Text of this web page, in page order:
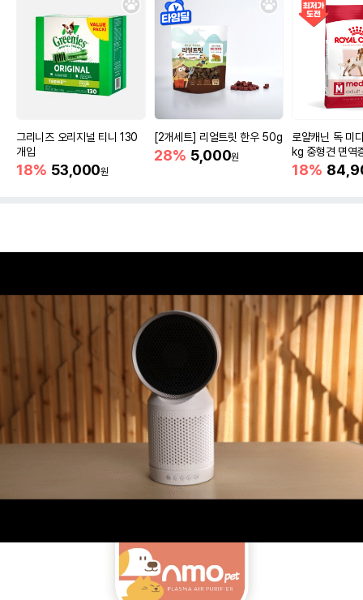
그리니즈 오리지널 티니 130
개입
18% 53,000원
[2개세트] 리얼트릿 한우 50g
28% 5,000원
로얄캐닌 독 미
kg 중형견 면역
18%